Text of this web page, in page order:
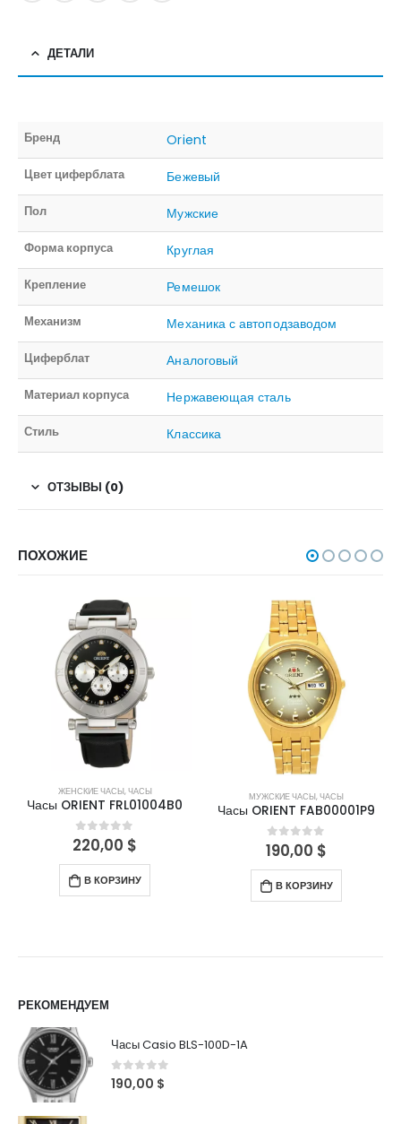
ДЕТАЛИ
Бренд Orient
Цвет циферблата Бежевый
Пол Мужские
Форма корпуса Круглая
Крепление Ремешок
Механизм Механика с автоподзаводом
Циферблат Аналоговый
Материал корпуса Нержавеющая сталь
Стиль Классика
ОТЗЫВЫ (0)
ПОХОЖИЕ
ЖЕНСКИЕ ЧАСЫ,ЧАСЫ
Часы ORIENT FRL01004B0
0out of 5
220,00 $
В КОРЗИНУ
МУЖСКИЕ ЧАСЫ,ЧАСЫ
Часы ORIENT FAB00001P9
0out of 5
190,00 $
В КОРЗИНУ
РЕКОМЕНДУЕМ
Часы Casio BLS-100D-1A
0out of 5
190,00 $